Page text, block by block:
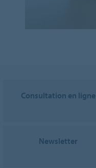
Consultation en ligne
Newsletter